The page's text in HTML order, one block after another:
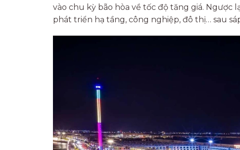
vào chu kỳ bão hòa về tốc độ tăng giá. Ngược
phát triển hạ tầng, công nghiệp, đô thị… sau